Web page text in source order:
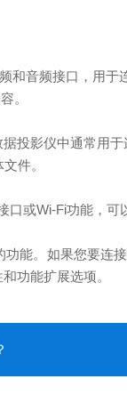
音频接口，用于
。
影仪中通常用于
件。
Wi-Fi功能，可
。如果您要连
功能扩展选项。